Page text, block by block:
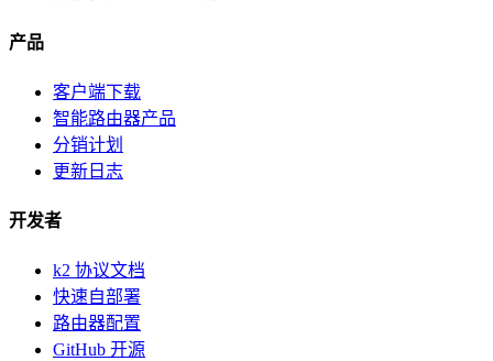
产品
客户端下载
智能路由器产品
分销计划
更新日志
开发者
k2 协议文档
快速自部署
路由器配置
GitHub 开源